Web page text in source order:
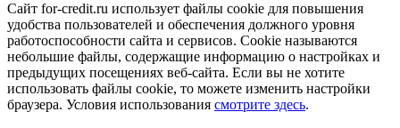
Сайт for-credit.ru использует файлы cookie для повышения
удобства пользователей и обеспечения должного уровня
работоспособности сайта и сервисов. Cookie называются
небольшие файлы, содержащие информацию о настройках и
предыдущих посещениях веб-сайта. Если вы не хотите
использовать файлы cookie, то можете изменить настройки
браузера. Условия использования смотрите здесь.